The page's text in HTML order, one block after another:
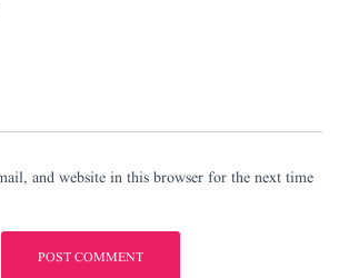
and website in this browser for the next time